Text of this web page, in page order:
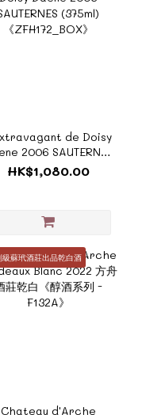
de Doisy
2006 SAUTERNES
(375ml) 《ZFH172_BOX》
HK$1,080.00
級蘇玳酒莊出品乾白酒
Chateau d'Arche